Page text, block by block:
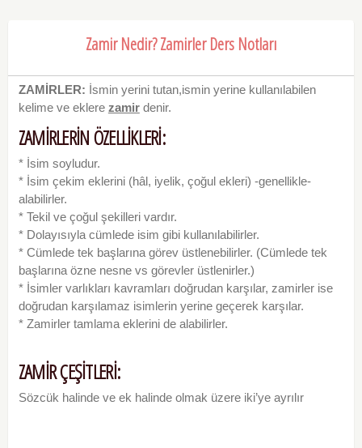
Zamir Nedir? Zamirler Ders Notları
ZAMİRLER: İsmin yerini tutan,ismin yerine kullanılabilen
kelime ve eklere zamirdenir.
ZAMİRLERİN ÖZELLİKLERİ:
* İsim soyludur.
* İsim çekim eklerini (hâl, iyelik, çoğul ekleri) -genellikle-
alabilirler.
* Tekil ve çoğul şekilleri vardır.
* Dolayısıyla cümlede isim gibi kullanılabilirler.
* Cümlede tek başlarına görev üstlenebilirler. (Cümlede tek
başlarına özne nesne vs görevler üstlenirler.)
* İsimler varlıkları kavramları doğrudan karşılar, zamirler ise
doğrudan karşılamaz isimlerin yerine geçerek karşılar.
* Zamirler tamlama eklerini de alabilirler.
ZAMİR ÇEŞİTLERİ:
Sözcük halinde ve ek halinde olmak üzere iki’ye ayrılır